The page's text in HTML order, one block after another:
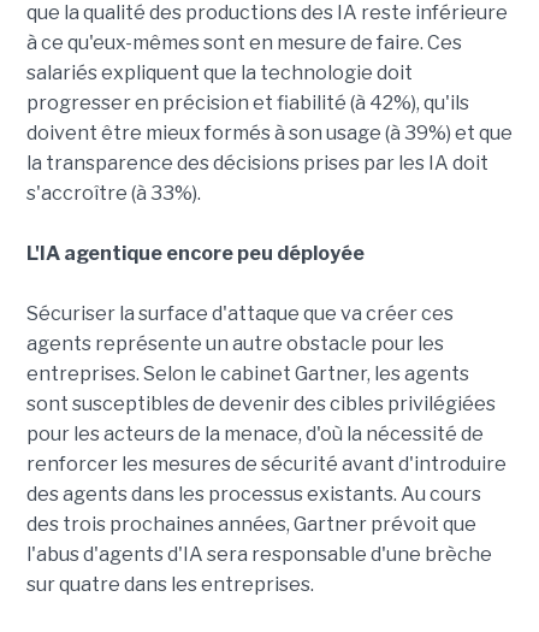
que la qualité des productions des IA reste inférieure
à ce qu'eux-mêmes sont en mesure de faire. Ces
salariés expliquent que la technologie doit
progresser en précision et fiabilité (à 42%), qu'ils
doivent être mieux formés à son usage (à 39%) et que
la transparence des décisions prises par les IA doit
s'accroître (à 33%).
L'IA agentique encore peu déployée
Sécuriser la surface d'attaque que va créer ces
agents représente un autre obstacle pour les
entreprises. Selon le cabinet Gartner, les agents
sont susceptibles de devenir des cibles privilégiées
pour les acteurs de la menace, d'où la nécessité de
renforcer les mesures de sécurité avant d'introduire
des agents dans les processus existants. Au cours
des trois prochaines années, Gartner prévoit que
l'abus d'agents d'IA sera responsable d'une brèche
sur quatre dans les entreprises.